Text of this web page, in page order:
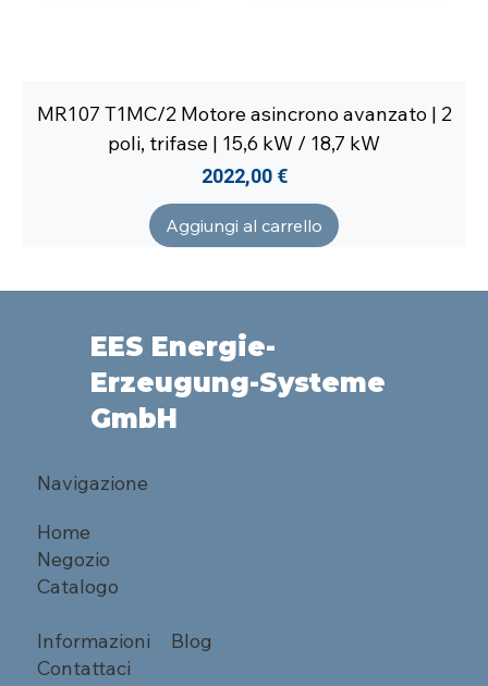
MR107 T1MC/2 Motore asincrono avanzato | 2
poli, trifase | 15,6 kW / 18,7 kW
Prezzo
2022,00 €
Aggiungi al carrello
EES Energie-
Erzeugung-Systeme
GmbH
Navigazione
Home
Negozio
Catalogo
Informazioni
Blog
Contattaci